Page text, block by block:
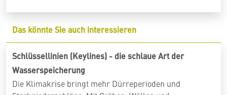
Das könnte Sie auch interessieren
Schlüssellinien (Keylines) - die schlaue Art der
Wasserspeicherung
Die Klimakrise bringt mehr Dürreperioden und